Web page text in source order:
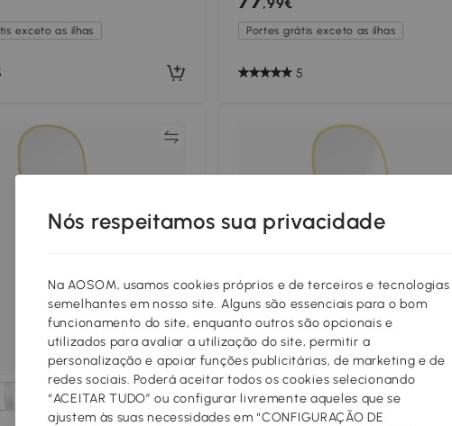
exceto as ilhas
de Memória Madeira
Portes grátis exceto as ilhas
5
2+
Nós respeitamos sua privacidade
Na AOSOM, usamos cookies próprios e de terceiros e tecnologias
semelhantes em nosso site. Alguns são essenciais para o bom
funcionamento do site, enquanto outros são opcionais e
utilizados para avaliar a utilização do site, permitir a
personalização e apoiar funções publicitárias, de marketing e de
redes sociais. Poderá aceitar todos os cookies selecionando
“ACEITAR TUDO” ou configurar livremente aqueles que se
ajustem às suas necessidades em “CONFIGURAÇÃO DE